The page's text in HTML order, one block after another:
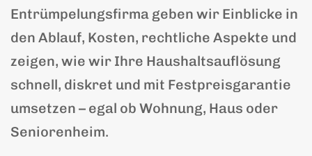
Entrümpelungsfirma geben wir Einblicke in
den Ablauf, Kosten, rechtliche Aspekte und
zeigen, wie wir Ihre Haushaltsauflösung
schnell, diskret und mit Festpreisgarantie
umsetzen – egal ob Wohnung, Haus oder
Seniorenheim.